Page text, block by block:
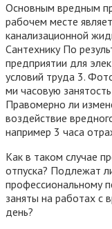
Основным вредным
рабочем месте
канализационной
Сантехнику По
предприятии для
условий труда 3.
ми часовую
Правомерно ли
воздействие
например 3 часа
Как в таком случае
отпуска? Подлежат
профессиональному
заняты на работах с
день?